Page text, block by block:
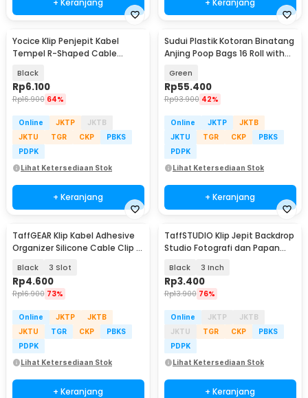
Yocice Klip Penjepit Kabel
Tempel R-Shaped Cable
Black
Rp6.100
Rp16.900 64%
Online JKTP
JKTB
JKTU
TGR CKP
PBKS
PDPK
Lihat Ketersediaan Stok
+ Keranjang
Sudui Plastik Kotoran Binatang
Anjing Poop Bags 16 Roll with
Green
Rp55.400
Rp93.900 42%
Online JKTP
JKTB
JKTU
TGR CKP
PBKS
PDPK
Lihat Ketersediaan Stok
+ Keranjang
TaffGEAR Klip Kabel Adhesive
Organizer Silicone Cable Clip -
Black 3 Slot
Rp4.600
Rp16.900 73%
Online JKTP
JKTB
JKTU
TGR CKP
PBKS
PDPK
Lihat Ketersediaan Stok
+ Keranjang
TaffSTUDIO Klip Jepit Backdrop
Studio Fotografi dan Papan
Black 3 Inch
Rp3.400
Rp13.900 76%
Online JKTP
JKTB
JKTU
TGR CKP
PBKS
PDPK
Lihat Ketersediaan Stok
+ Keranjang